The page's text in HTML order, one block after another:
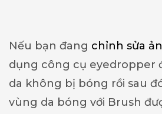
Nếu bạn đang chỉnh sửa
dụng công cụ eyedropper
da không bị bóng rồi sau
vùng da bóng với Brush